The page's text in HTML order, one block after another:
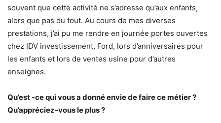
souvent que cette activité ne s’adresse qu’aux enfants,
alors que pas du tout. Au cours de mes diverses
prestations, j’ai pu me rendre en journée portes ouvertes
chez IDV investissement, Ford, lors d’anniversaires pour
les enfants et lors de ventes usine pour d’autres
enseignes.
Qu’est -ce qui vous a donné envie de faire ce métier ?
Qu’appréciez-vous le plus ?